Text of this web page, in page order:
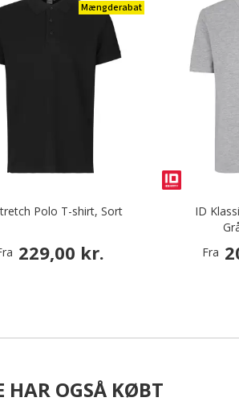
Mængderabat
Polo T-shirt, Sort
229,00 kr.
ID
Fra
HAR OGSÅ KØBT